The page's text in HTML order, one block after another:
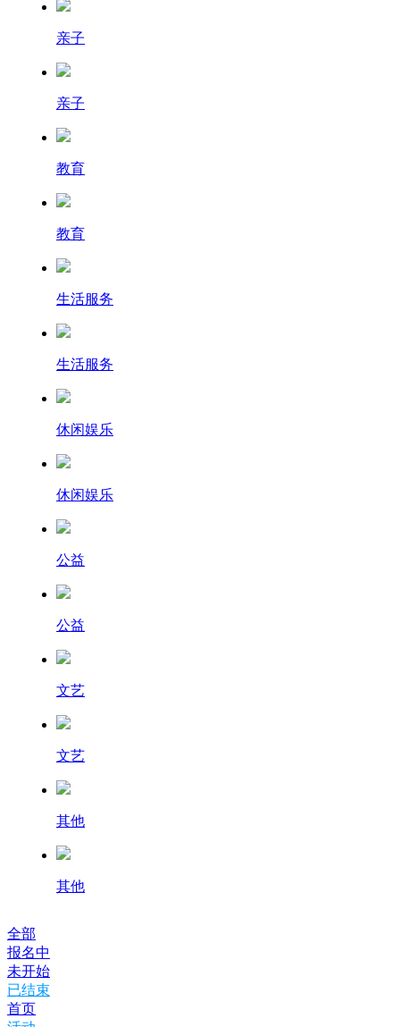
亲子
亲子
教育
教育
生活服务
生活服务
休闲娱乐
休闲娱乐
公益
公益
文艺
文艺
其他
其他
全部
报名中
未开始
已结束
首页